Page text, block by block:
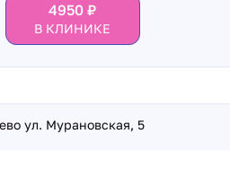
4950 ₽
В КЛИНИКЕ
ул. Мурановская, 5